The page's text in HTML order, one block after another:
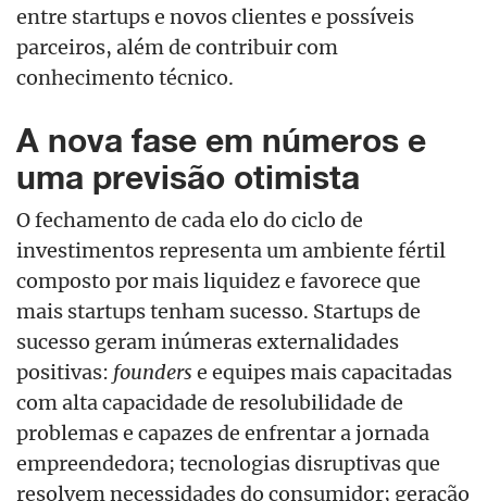
entre startups e novos clientes e possíveis
parceiros, além de contribuir com
conhecimento técnico.
A nova fase em números e
uma previsão otimista
O fechamento de cada elo do ciclo de
investimentos representa um ambiente fértil
composto por mais liquidez e favorece que
mais startups tenham sucesso. Startups de
sucesso geram inúmeras externalidades
positivas: founders e equipes mais capacitadas
com alta capacidade de resolubilidade de
problemas e capazes de enfrentar a jornada
empreendedora; tecnologias disruptivas que
resolvem necessidades do consumidor; geração